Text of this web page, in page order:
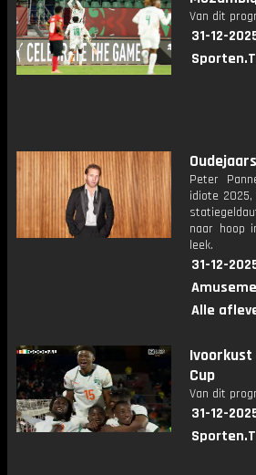
Van dit
31-12-
Peter
idiote
naar hoop
leek.
31-12-
Alle
Cup
Van dit
31-12-